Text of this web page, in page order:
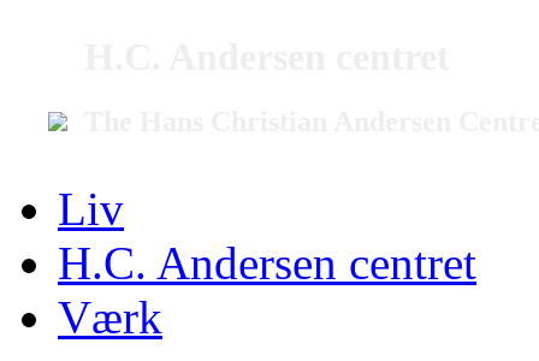
Liv
H.C. Andersen centret
Værk